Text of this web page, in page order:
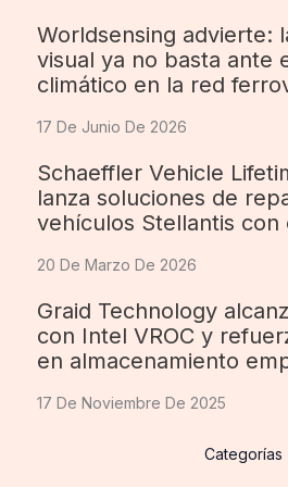
Worldsensing advierte:
visual ya no basta ante
climático en la red
17 De Junio De 2026
Schaeffler Vehicle
lanza soluciones de
vehículos Stellantis con
20 De Marzo De 2026
Graid Technology
con Intel VROC y
en almacenamiento
17 De Noviembre De 2025
Categorías